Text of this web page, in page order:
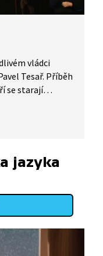
vládci
Tesař. Příběh
se starají
jednoduchá.
jazyka